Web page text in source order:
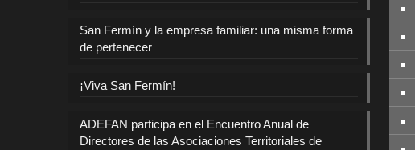
San Fermín y la empresa familiar: una misma forma
de pertenecer
¡Viva San Fermín!
ADEFAN participa en el Encuentro Anual de
Directores de las Asociaciones Territoriales de